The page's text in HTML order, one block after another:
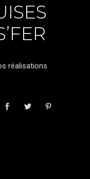
réalisations